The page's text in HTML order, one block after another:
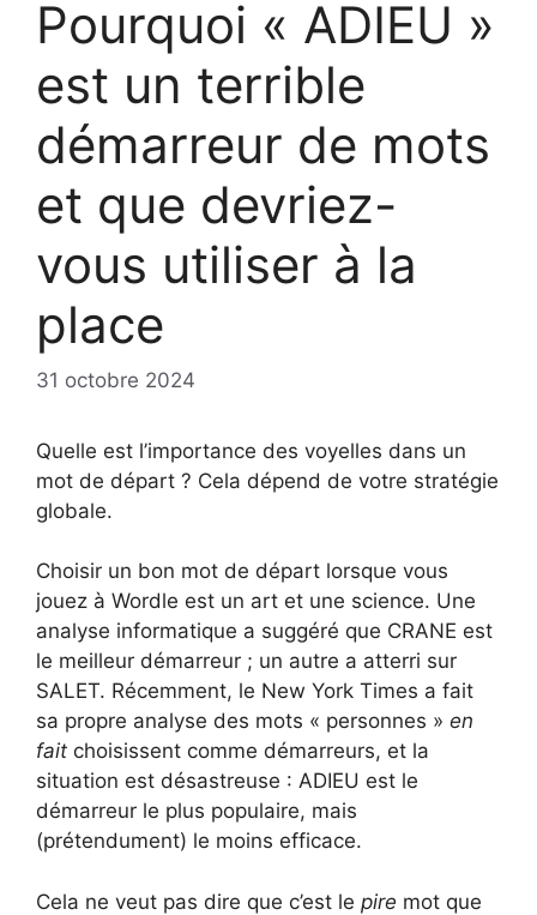
Pourquoi « ADIEU »
est un terrible
démarreur de mots
et que devriez-
vous utiliser à la
place
31 octobre 2024
Quelle est l’importance des voyelles dans un
mot de départ ? Cela dépend de votre stratégie
globale.
Choisir un bon mot de départ lorsque vous
jouez à Wordle est un art et une science. Une
analyse informatique a suggéré que CRANE est
le meilleur démarreur ; un autre a atterri sur
SALET. Récemment, le New York Times a fait
sa propre analyse des mots « personnes » en
fait choisissent comme démarreurs, et la
situation est désastreuse : ADIEU est le
démarreur le plus populaire, mais
(prétendument) le moins efficace.
Cela ne veut pas dire que c’est le pire mot que